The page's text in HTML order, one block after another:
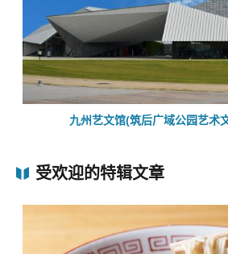
九州艺文馆(筑后广域公园艺术
受欢迎的特辑文章